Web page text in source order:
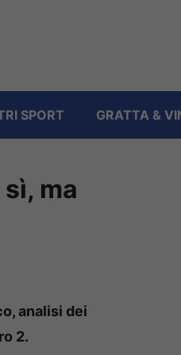
SPORT GRATTA &
ma
analisi dei
2.